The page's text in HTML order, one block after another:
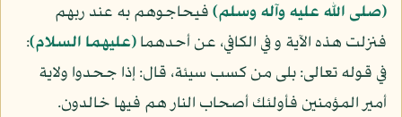
(صلى الله عليه وآله وسلم)فيحاجوهم به عند ربهم
فنزلت هذه الآية و في الكافي، عن أحدهما(عليهما السلام):
في قوله تعالى: بلى من كسب سيئة، قال: إذا جحدوا ولاية
أمير المؤمنين فأولئك أصحاب النار هم فيها خالدون.